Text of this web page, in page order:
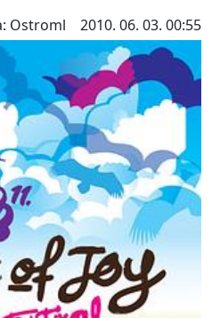
Ostroml 2010. 06. 03. 00:55